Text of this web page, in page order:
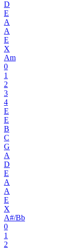
D
E
A
A
E
X
Am
0
1
2
3
4
E
E
B
C
G
A
D
E
A
A
E
X
A#/Bb
0
1
2